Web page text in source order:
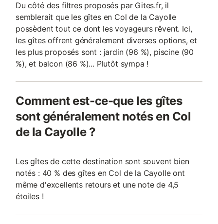
Du côté des filtres proposés par Gites.fr, il
semblerait que les gîtes en Col de la Cayolle
possèdent tout ce dont les voyageurs rêvent. Ici,
les gîtes offrent généralement diverses options, et
les plus proposés sont : jardin (96 %), piscine (90
%), et balcon (86 %)... Plutôt sympa !
Comment est-ce-que les gîtes
sont généralement notés en Col
de la Cayolle ?
Les gîtes de cette destination sont souvent bien
notés : 40 % des gîtes en Col de la Cayolle ont
même d'excellents retours et une note de 4,5
étoiles !